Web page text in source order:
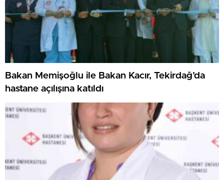
Bakan Memişoğlu ile Bakan Kacır, Tekirdağ’da
hastane açılışına katıldı